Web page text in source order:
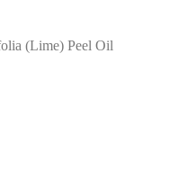
(Lime) Peel Oil